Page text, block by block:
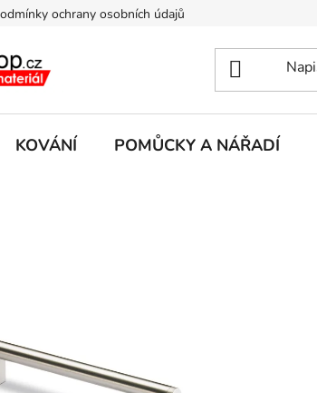
ochrany osobních údajů
KOVÁNÍ POMŮCKY A NÁŘADÍ